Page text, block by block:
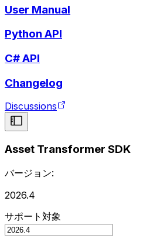
User Manual
Python API
C# API
Changelog
Discussions
Asset Transformer SDK
バージョン:
2026.4
サポート対象